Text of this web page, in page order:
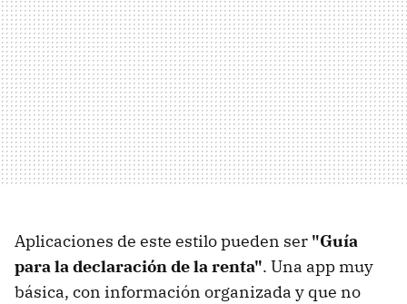
Aplicaciones de este estilo pueden ser "Guía
para la declaración de la renta". Una app muy
básica, con información organizada y que no